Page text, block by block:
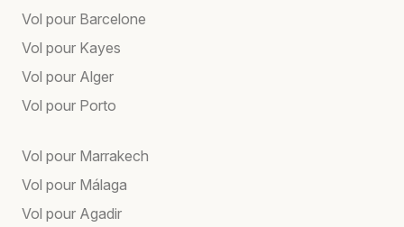
Vol pour Barcelone
Vol pour Kayes
Vol pour Alger
Vol pour Porto
Vol pour Marrakech
Vol pour Málaga
Vol pour Agadir